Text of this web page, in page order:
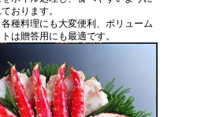
を入れております。
種料理にも大変便利、ボリューム
ットは贈答用にも最適です。